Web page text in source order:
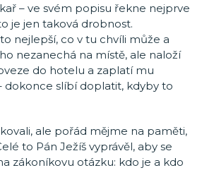
– ve svém popisu řekne nejprve
je jen taková drobnost.
nejlepší, co v tu chvíli může a
nezanechá na místě, ale naloží
do hotelu a zaplatí mu
dokonce slíbí doplatit, kdyby to
ale pořád mějme na paměti,
to Pán Ježíš vyprávěl, aby se
zákoníkovu otázku: kdo je a kdo